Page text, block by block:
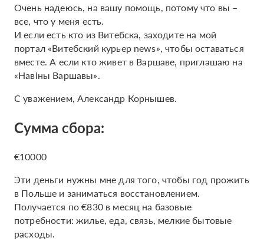
Очень надеюсь, на вашу помощь, потому что вы –
все, что у меня есть.
И если есть кто из Витебска, заходите на мой
портал «Витебский курьер news», чтобы оставаться
вместе. А если кто живет в Варшаве, приглашаю на
«Навіны Варшавы».
С уважением, Александр Корнышев.
Сумма сбора:
€10000
Эти деньги нужны мне для того, чтобы год прожить
в Польше и заниматься восстановлением.
Получается по €830 в месяц на базовые
потребности: жилье, еда, связь, мелкие бытовые
расходы.